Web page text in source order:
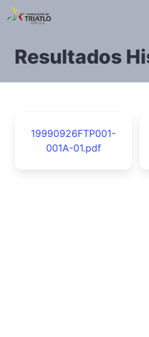
Resultados
19990926FTP001-
001A-01.pdf